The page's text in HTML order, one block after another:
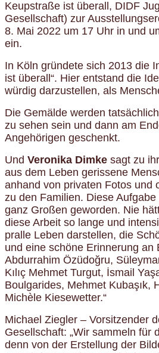
Keupstraße ist überall, DIDF
Gesellschaft) zur
8. Mai 2022 um 17 Uhr in und
ein.
In Köln gründete sich 2013 die
ist überall“. Hier entstand die
würdig darzustellen, als
Die Gemälde werden
zu sehen sein und dann am
Angehörigen geschenkt.
Und Veronika Dimke sagt zu
aus dem Leben gerissene
anhand von privaten Fotos und
zu den Familien. Diese
ganz Großen geworden. Nie
diese Arbeit so lange und
pralle Leben darstellen, die
und eine schöne Erinnerung an
Abdurrahim Özüdoğru,
Kılıç Mehmet Turgut, İsmail
Boulgarides, Mehmet Kubaşık,
Michèle Kiesewetter.“
Michael Ziegler – Vorsitzender
Gesellschaft: „Wir sammeln für
denn von der Erstellung der